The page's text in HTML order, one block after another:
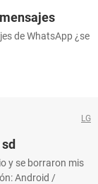
de WhatsApp ¿se
LG
y se borraron mis
Android /